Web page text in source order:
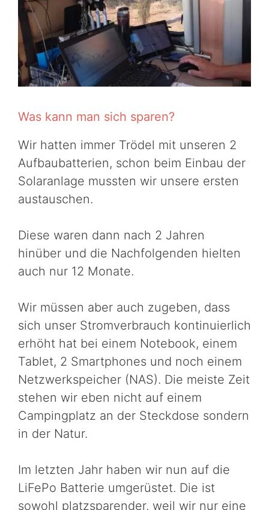
Was kann man sich sparen?
Wir hatten immer Trödel mit unseren 2
Aufbaubatterien, schon beim Einbau der
Solaranlage mussten wir unsere ersten
austauschen.
Diese waren dann nach 2 Jahren
hinüber und die Nachfolgenden hielten
auch nur 12 Monate.
Wir müssen aber auch zugeben, dass
sich unser Stromverbrauch kontinuierlich
erhöht hat bei einem Notebook, einem
Tablet, 2 Smartphones und noch einem
Netzwerkspeicher (NAS). Die meiste Zeit
stehen wir eben nicht auf einem
Campingplatz an der Steckdose sondern
in der Natur.
Im letzten Jahr haben wir nun auf die
LiFePo Batterie umgerüstet. Die ist
sowohl platzsparender, weil wir nur eine